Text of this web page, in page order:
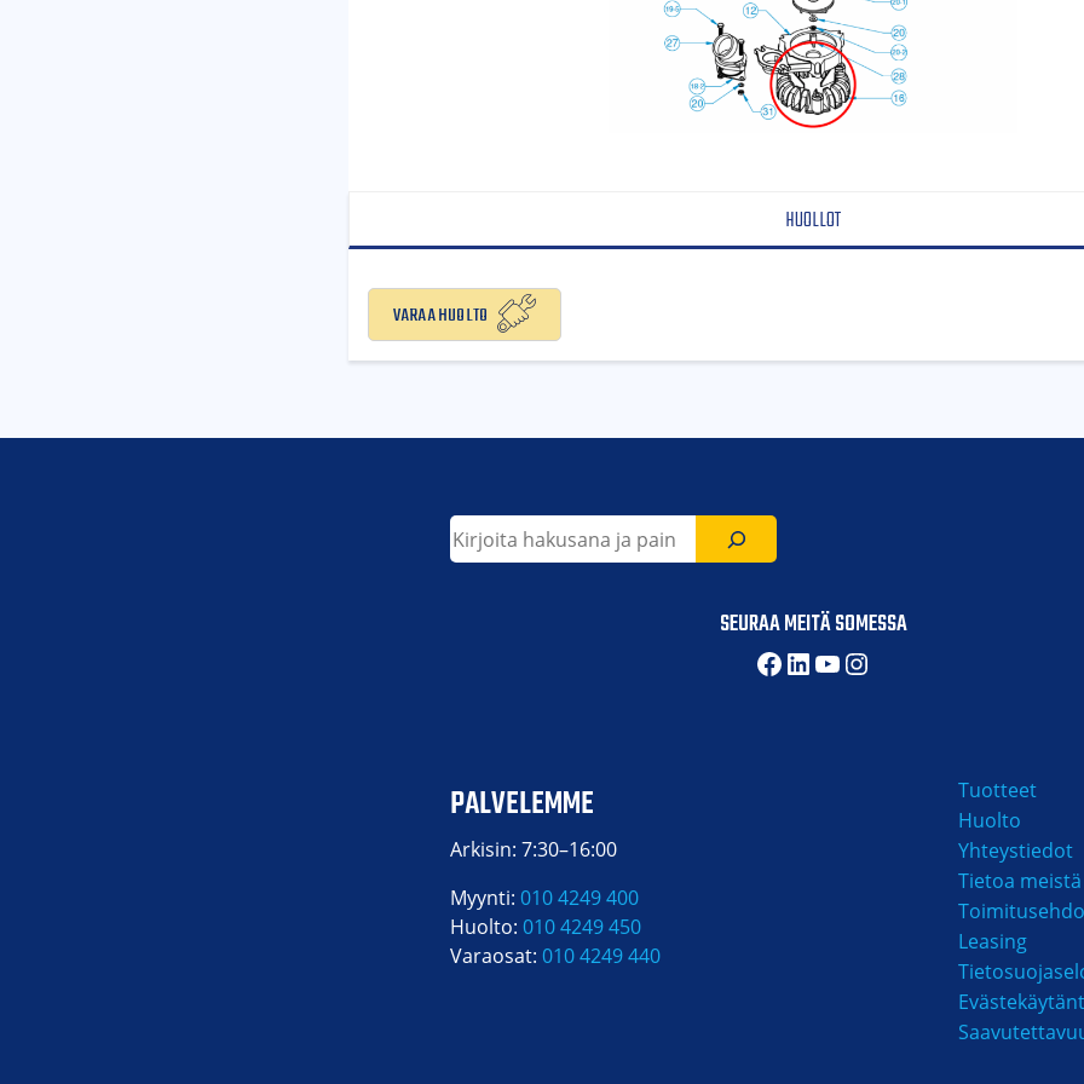
HUOLLOT
Varaa huolto
SEURAA MEITÄ SOMESSA
Facebook
LinkedIn
YouTube
Instagram
PALVELEMME
Arkisin: 7:30–16:00
Myynti: 010 4249 400
Huolto: 010 4249 450
Varaosat: 010 4249 440
Tuotteet
Huolto
Yhteystiedot
Tietoa meistä
Leasing